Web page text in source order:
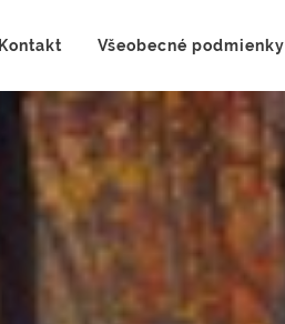
Kontakt Všeobecné podmienky